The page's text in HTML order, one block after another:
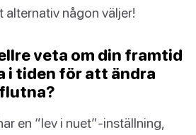
någon väljer!
veta om din framtid
i tiden för att ändra
en “lev i nuet”-inställning,